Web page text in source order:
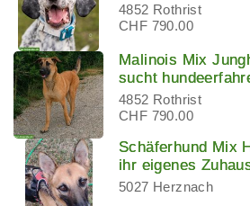
4852 Rothrist
CHF 790.00
Malinois Mix
sucht
4852 Rothrist
CHF 790.00
Schäferhund Mix
ihr eigenes
5027 Herznach